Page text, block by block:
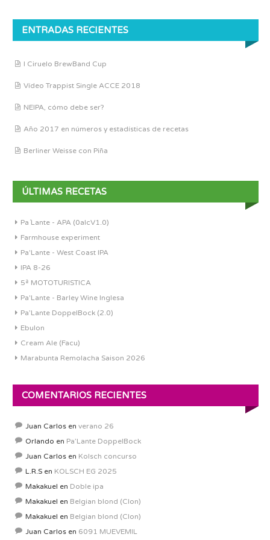
ENTRADAS RECIENTES
I Ciruelo BrewBand Cup
Vídeo Trappist Single ACCE 2018
NEIPA, cómo debe ser?
Año 2017 en números y estadísticas de recetas
Berliner Weisse con Piña
ÚLTIMAS RECETAS
Pa´Lante - APA (0alcV1.0)
Farmhouse experiment
Pa'Lante - West Coast IPA
IPA 8-26
5ª MOTOTURISTICA
Pa'Lante - Barley Wine Inglesa
Pa’Lante DoppelBock (2.0)
Ebulon
Cream Ale (Facu)
Marabunta Remolacha Saison 2026
COMENTARIOS RECIENTES
Juan Carlos en verano 26
Orlando en Pa’Lante DoppelBock
Juan Carlos en Kolsch concurso
L.R.S en KOLSCH EG 2025
Makakuel en Doble ipa
Makakuel en Belgian blond (Clon)
Makakuel en Belgian blond (Clon)
Juan Carlos en 6091 MUEVEMIL